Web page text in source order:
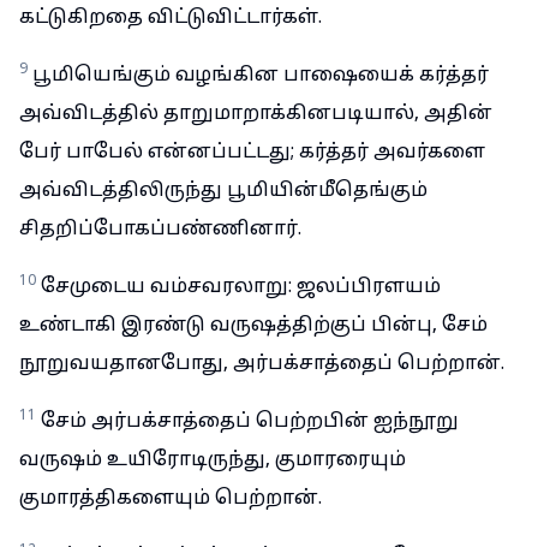
கட்டுகிறதை விட்டுவிட்டார்கள்.
9 பூமியெங்கும் வழங்கின பாஷையைக் கர்த்தர்
அவ்விடத்தில் தாறுமாறாக்கினபடியால், அதின்
பேர் பாபேல் என்னப்பட்டது; கர்த்தர் அவர்களை
அவ்விடத்திலிருந்து பூமியின்மீதெங்கும்
சிதறிப்போகப்பண்ணினார்.
10 சேமுடைய வம்சவரலாறு: ஜலப்பிரளயம்
உண்டாகி இரண்டு வருஷத்திற்குப் பின்பு, சேம்
நூறுவயதானபோது, அர்பக்சாத்தைப் பெற்றான்.
11 சேம் அர்பக்சாத்தைப் பெற்றபின் ஐந்நூறு
வருஷம் உயிரோடிருந்து, குமாரரையும்
குமாரத்திகளையும் பெற்றான்.